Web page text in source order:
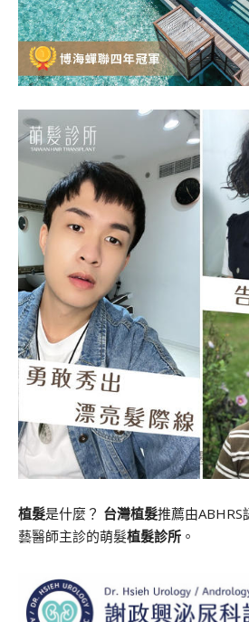
植髮是什麼？ 台灣植髮推薦由ABHRS
藝醫師主診的萌髮植髮診所 。